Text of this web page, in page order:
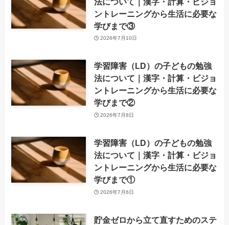
ントレーニングから生活に必要な
学びまで③
2026年7月10日
学習障害（LD）の子どもの勉強
法について｜漢字・計算・ビジョ
ントレーニングから生活に必要な
学びまで②
2026年7月8日
学習障害（LD）の子どもの勉強
法について｜漢字・計算・ビジョ
ントレーニングから生活に必要な
学びまで①
2026年7月6日
貯金ゼロから立て直すためのステ